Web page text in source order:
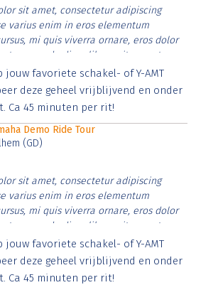
sit amet, consectetur adipiscing
varius enim in eros elementum
mi quis viverra ornare, eros dolor
commodo diam libero vitae erat.
nibh et justo cursus id rutrum lorem
ut sem vitae risus tristique posuere.
favoriete schakel- of Y-AMT
deze geheel vrijblijvend en onder
Ca 45 minuten per rit!
Demo Ride Tour
(GD)
sit amet, consectetur adipiscing
varius enim in eros elementum
mi quis viverra ornare, eros dolor
commodo diam libero vitae erat.
nibh et justo cursus id rutrum lorem
ut sem vitae risus tristique posuere.
favoriete schakel- of Y-AMT
deze geheel vrijblijvend en onder
Ca 45 minuten per rit!